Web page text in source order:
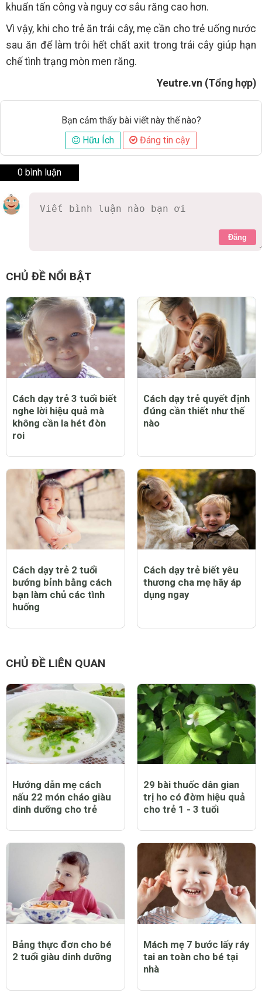
khuẩn tấn công và nguy cơ sâu răng cao hơn.
Vì vậy, khi cho trẻ ăn trái cây, mẹ cần cho trẻ uống nước
sau ăn để làm trôi hết chất axit trong trái cây giúp hạn
chế tình trạng mòn men răng.
Yeutre.vn (Tổng hợp)
Bạn cảm thấy bài viết này thế nào?
Hữu Ích
Đáng tin cậy
0 bình luận
Đăng
CHỦ ĐỀ NỔI BẬT
Cách dạy trẻ 3 tuổi biết
nghe lời hiệu quả mà
không cần la hét đòn
roi
Cách dạy trẻ quyết định
đúng cần thiết như thế
nào
Cách dạy trẻ 2 tuổi
bướng bỉnh bằng cách
bạn làm chủ các tình
huống
Cách dạy trẻ biết yêu
thương cha mẹ hãy áp
dụng ngay
CHỦ ĐỀ LIÊN QUAN
Hướng dẫn mẹ cách
nấu 22 món cháo giàu
dinh dưỡng cho trẻ
29 bài thuốc dân gian
trị ho có đờm hiệu quả
cho trẻ 1 - 3 tuổi
Bảng thực đơn cho bé
2 tuổi giàu dinh dưỡng
Mách mẹ 7 bước lấy ráy
tai an toàn cho bé tại
nhà